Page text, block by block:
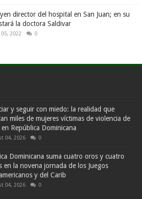
director del hospital en San Juan; en su
la doctora Saldivar
2022 0
y seguir con miedo: la realidad que
miles de mujeres víctimas de violencia de
República Dominicana
04, 2026 0
Dominicana suma cuatro oros y cuatro
en la novena jornada de los Juegos
y del Carib
04, 2026 0